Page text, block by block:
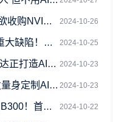
2024-10-26
董事会所拒
2024-10-25
完美解决
2024-10-23
造AI大脑
2024-10-23
定制AI芯片
2024-10-22
12层HBM3e